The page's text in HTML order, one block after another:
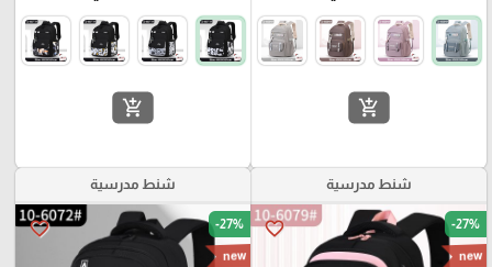
add_shopping_cart
add_shopping_cart
شنط مدرسية
favorite_border -27%
new
شنط مدرسية
favorite_border -27%
new